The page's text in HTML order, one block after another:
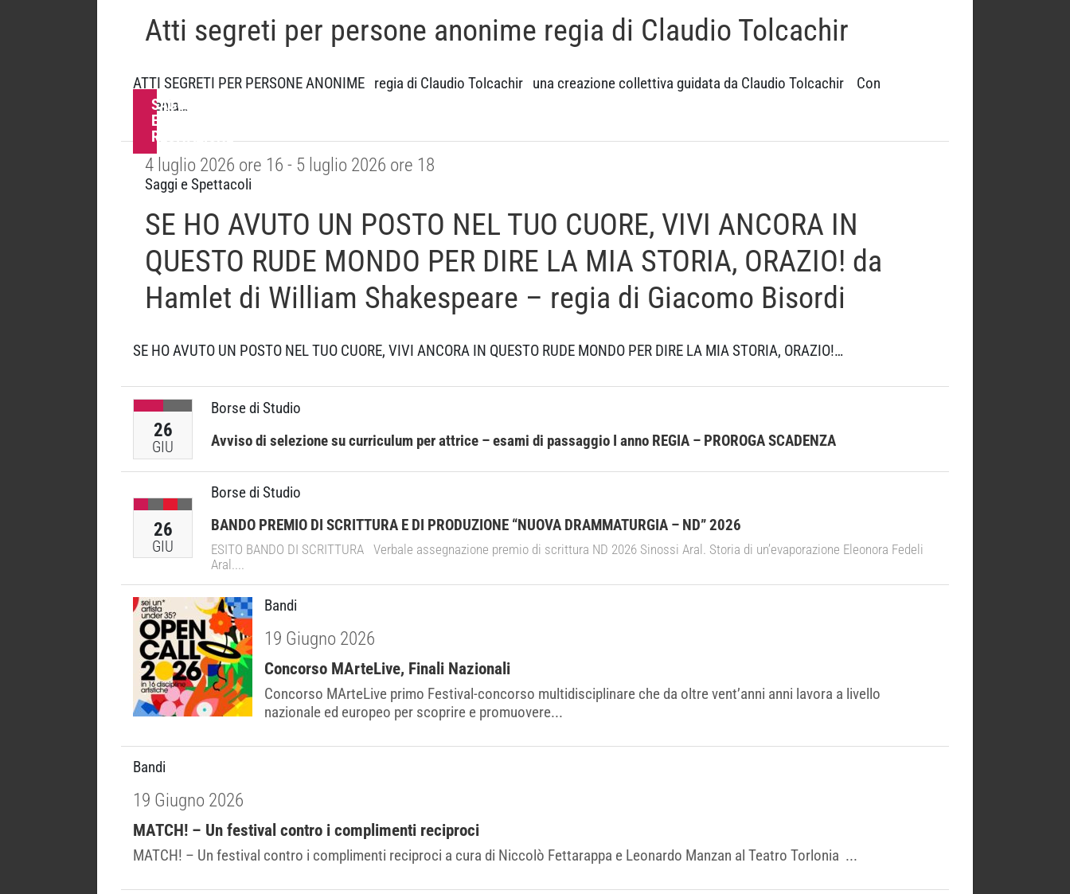
Atti segreti per persone anonime regia di Claudio Tolcachir
ATTI SEGRETI PER PERSONE ANONIME regia di Claudio Tolcachir una creazione collettiva guidata da Claudio Tolcachir Con
Eugenia…
SAGGI
ESERCITAZIONI
RECITAZIONE
4 luglio 2026 ore 16 - 5 luglio 2026 ore 18
Saggi e Spettacoli
SE HO AVUTO UN POSTO NEL TUO CUORE, VIVI ANCORA IN
QUESTO RUDE MONDO PER DIRE LA MIA STORIA, ORAZIO! da
Hamlet di William Shakespeare – regia di Giacomo Bisordi
SE HO AVUTO UN POSTO NEL TUO CUORE, VIVI ANCORA IN QUESTO RUDE MONDO PER DIRE LA MIA STORIA, ORAZIO!…
26
GIU
Borse di Studio
Avviso di selezione su curriculum per attrice – esami di passaggio I anno REGIA – PROROGA SCADENZA
26
GIU
Borse di Studio
BANDO PREMIO DI SCRITTURA E DI PRODUZIONE “NUOVA DRAMMATURGIA – ND” 2026
ESITO BANDO DI SCRITTURA Verbale assegnazione premio di scrittura ND 2026 Sinossi Aral. Storia di un’evaporazione Eleonora Fedeli
Aral....
Bandi
19 Giugno 2026
Concorso MArteLive, Finali Nazionali
Concorso MArteLive primo Festival-concorso multidisciplinare che da oltre vent’anni anni lavora a livello
nazionale ed europeo per scoprire e promuovere...
Bandi
19 Giugno 2026
MATCH! – Un festival contro i complimenti reciproci
MATCH! – Un festival contro i complimenti reciproci a cura di Niccolò Fettarappa e Leonardo Manzan al Teatro Torlonia ...